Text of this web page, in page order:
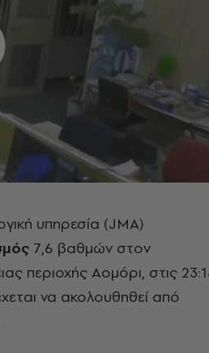
υπηρεσία (JMA)
7,6 βαθμών στον
περιοχής Αομόρι, στις
να ακολουθηθεί από